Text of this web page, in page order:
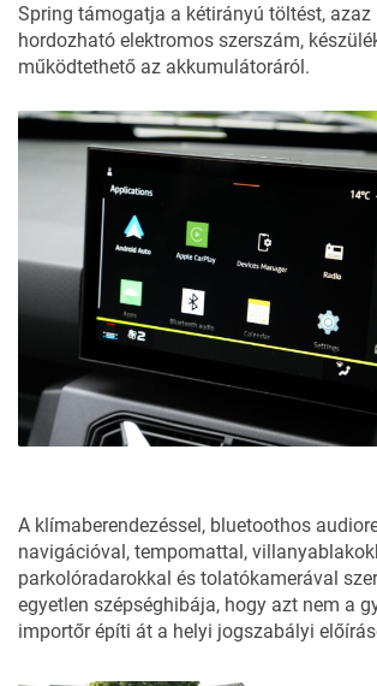
Spring támogatja a kétirányú töltést, azaz
hordozható elektromos szerszám,
működtethető az akkumulátoráról.
A klímaberendezéssel, bluetoothos
navigációval, tempomattal,
parkolóradarokkal és tolatókamerával
egyetlen szépséghibája, hogy azt nem a
importőr építi át a helyi jogszabályi